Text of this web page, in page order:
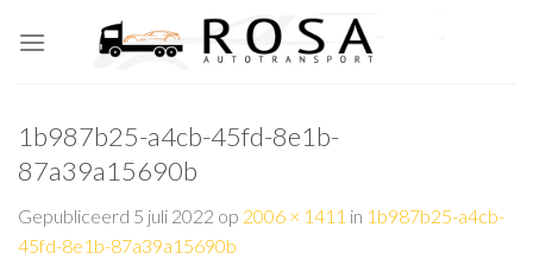
1b987b25-a4cb-45fd-8e1b-
87a39a15690b
Gepubliceerd 5 juli 2022 op 2006 × 1411 in 1b987b25-a4cb-
45fd-8e1b-87a39a15690b